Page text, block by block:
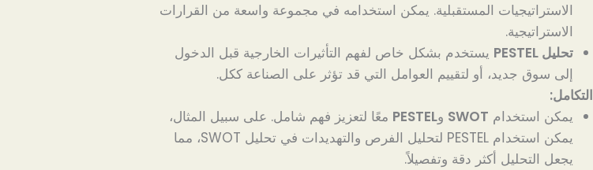
الاستراتيجيات المستقبلية. يمكن استخدامه في مجموعة واسعة من القرارات
الاستراتيجية.
تحليل PESTEL
يستخدم بشكل خاص لفهم التأثيرات الخارجية قبل الدخول
إلى سوق جديد، أو لتقييم العوامل التي قد تؤثر على الصناعة ككل.
التكامل:
يمكن استخدام SWOT وPESTEL معًا لتعزيز فهم شامل. على سبيل المثال،
يمكن استخدام PESTEL لتحليل الفرص والتهديدات في تحليل SWOT، مما
يجعل التحليل أكثر دقة وتفصيلاً.